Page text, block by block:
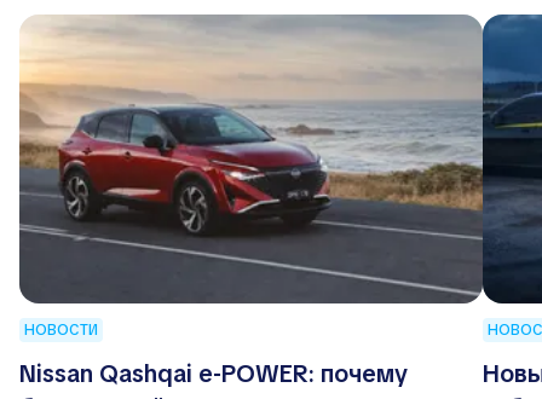
НОВОСТИ
Nissan Qashqai e-POWER: почему